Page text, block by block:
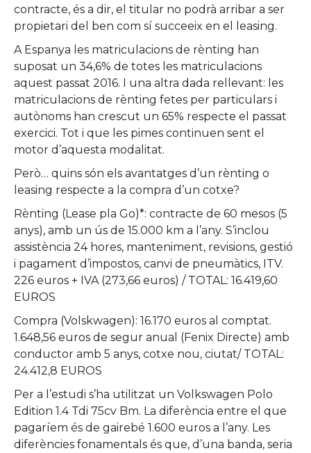
contracte, és a dir, el titular no podrà arribar a ser
propietari del ben com sí succeeix en el leasing.
A Espanya les matriculacions de rènting han
suposat un 34,6% de totes les matriculacions
aquest passat 2016. I una altra dada rellevant: les
matriculacions de rènting fetes per particulars i
autònoms han crescut un 65% respecte el passat
exercici. Tot i que les pimes continuen sent el
motor d’aquesta modalitat.
Però… quins són els avantatges d’un rènting o
leasing respecte a la compra d’un cotxe?
Rènting (Lease pla Go)*: contracte de 60 mesos (5
anys), amb un ús de 15.000 km a l’any. S’inclou
assistència 24 hores, manteniment, revisions, gestió
i pagament d’impostos, canvi de pneumàtics, ITV.
226 euros + IVA (273,66 euros) / TOTAL: 16.419,60
EUROS
Compra (Volskwagen): 16.170 euros al comptat.
1.648,56 euros de segur anual (Fenix Directe) amb
conductor amb 5 anys, cotxe nou, ciutat/ TOTAL:
24.412,8 EUROS
Per a l’estudi s’ha utilitzat un Volkswagen Polo
Edition 1.4 Tdi 75cv Bm. La diferència entre el que
pagaríem és de gairebé 1.600 euros a l’any. Les
diferències fonamentals és que, d’una banda, seria